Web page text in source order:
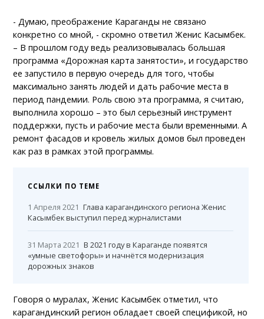
- Думаю, преображение Караганды не связано
конкретно со мной, - скромно ответил Женис Касымбек.
– В прошлом году ведь реализовывалась большая
программа «Дорожная карта занятости», и государство
ее запустило в первую очередь для того, чтобы
максимально занять людей и дать рабочие места в
период пандемии. Роль свою эта программа, я считаю,
выполнила хорошо – это был серьезный инструмент
поддержки, пусть и рабочие места были временными. А
ремонт фасадов и кровель жилых домов был проведен
как раз в рамках этой программы.
ССЫЛКИ ПО ТЕМЕ
1 Апреля 2021 Глава карагандинского региона Женис
Касымбек выступил перед журналистами
31 Марта 2021 В 2021 году в Караганде появятся
«умные светофоры» и начнётся модернизация
дорожных знаков
Говоря о муралах, Женис Касымбек отметил, что
карагандинский регион обладает своей спецификой, но